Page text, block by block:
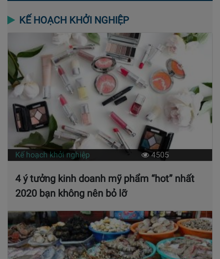
KẾ HOẠCH KHỞI NGHIỆP
Kế hoạch khởi nghiệp 4505
4 ý tưởng kinh doanh mỹ phẩm “hot” nhất
2020 bạn không nên bỏ lỡ